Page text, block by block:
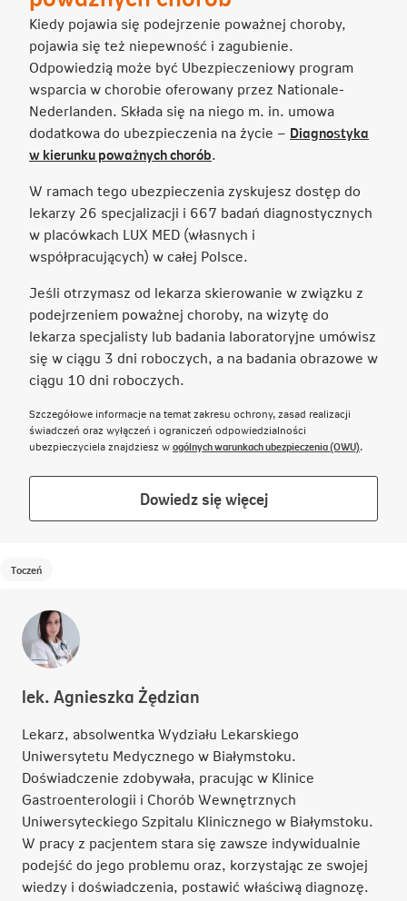
Kiedy pojawia się podejrzenie poważnej choroby,
pojawia się też niepewność i zagubienie.
Odpowiedzią może być Ubezpieczeniowy program
wsparcia w chorobie oferowany przez Nationale-
Nederlanden. Składa się na niego m. in. umowa
dodatkowa do ubezpieczenia na życie – Diagnostyka
w kierunku poważnych chorób
się
w
nowej
karcie
.
W ramach tego ubezpieczenia zyskujesz dostęp do
lekarzy 26 specjalizacji i 667 badań diagnostycznych
w placówkach LUX MED (własnych i
współpracujących) w całej Polsce.
Jeśli otrzymasz od lekarza skierowanie w związku z
podejrzeniem poważnej choroby, na wizytę do
lekarza specjalisty lub badania laboratoryjne umówisz
się w ciągu 3 dni roboczych, a na badania obrazowe w
ciągu 10 dni roboczych.
Szczegółowe informacje na temat zakresu ochrony, zasad realizacji
świadczeń oraz wyłączeń i ograniczeń odpowiedzialności
ubezpieczyciela znajdziesz wogólnych warunkach ubezpieczenia (OWU).
Dowiedz się więcejLink
otwiera
Toczeń
lek. Agnieszka Żędzian
Lekarz, absolwentka Wydziału Lekarskiego
Uniwersytetu Medycznego w Białymstoku.
Doświadczenie zdobywała, pracując w Klinice
Gastroenterologii i Chorób Wewnętrznych
Uniwersyteckiego Szpitalu Klinicznego w Białymstoku.
W pracy z pacjentem stara się zawsze indywidualnie
podejść do jego problemu oraz, korzystając ze swojej
wiedzy i doświadczenia, postawić właściwą diagnozę.